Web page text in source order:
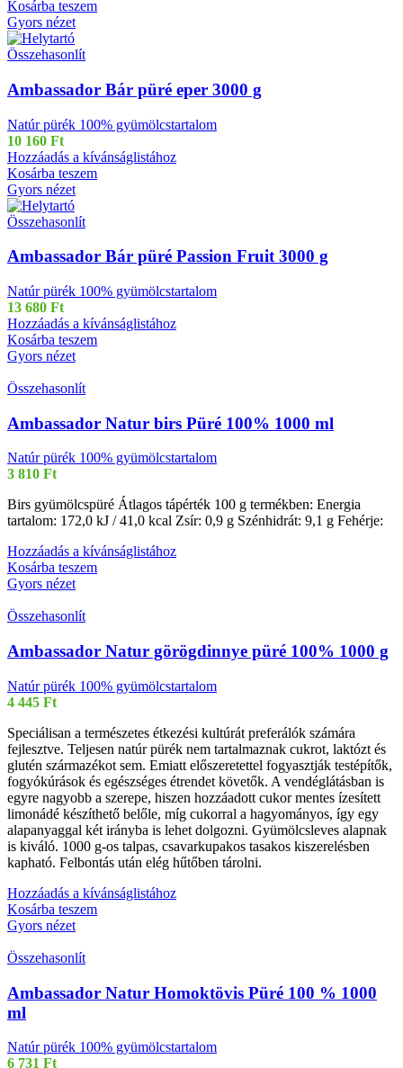
Kosárba teszem
Gyors nézet
Összehasonlít
Ambassador Bár püré eper 3000 g
Natúr pürék 100% gyümölcstartalom
10 160 Ft
Hozzáadás a kívánságlistához
Kosárba teszem
Gyors nézet
Összehasonlít
Ambassador Bár püré Passion Fruit 3000 g
Natúr pürék 100% gyümölcstartalom
13 680 Ft
Hozzáadás a kívánságlistához
Kosárba teszem
Gyors nézet
Összehasonlít
Ambassador Natur birs Püré 100% 1000 ml
Natúr pürék 100% gyümölcstartalom
3 810 Ft
Birs gyümölcspüré Átlagos tápérték 100 g termékben: Energia
tartalom: 172,0 kJ / 41,0 kcal Zsír: 0,9 g Szénhidrát: 9,1 g Fehérje:
Hozzáadás a kívánságlistához
Kosárba teszem
Gyors nézet
Összehasonlít
Ambassador Natur görögdinnye püré 100% 1000 g
Natúr pürék 100% gyümölcstartalom
4 445 Ft
Speciálisan a természetes étkezési kultúrát preferálók számára
fejlesztve. Teljesen natúr pürék nem tartalmaznak cukrot, laktózt és
glutén származékot sem. Emiatt előszeretettel fogyasztják testépítők,
fogyókúrások és egészséges étrendet követők. A vendéglátásban is
egyre nagyobb a szerepe, hiszen hozzáadott cukor mentes ízesített
limonádé készíthető belőle, míg cukorral a hagyományos, így egy
alapanyaggal két irányba is lehet dolgozni. Gyümölcsleves alapnak
is kiváló. 1000 g-os talpas, csavarkupakos tasakos kiszerelésben
kapható. Felbontás után elég hűtőben tárolni.
Hozzáadás a kívánságlistához
Kosárba teszem
Gyors nézet
Összehasonlít
Ambassador Natur Homoktövis Püré 100 % 1000
ml
Natúr pürék 100% gyümölcstartalom
6 731 Ft